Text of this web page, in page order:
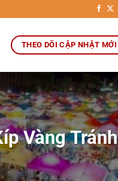
THEO DÕI CẬP NHẬT MỚI
Vàng Tránh